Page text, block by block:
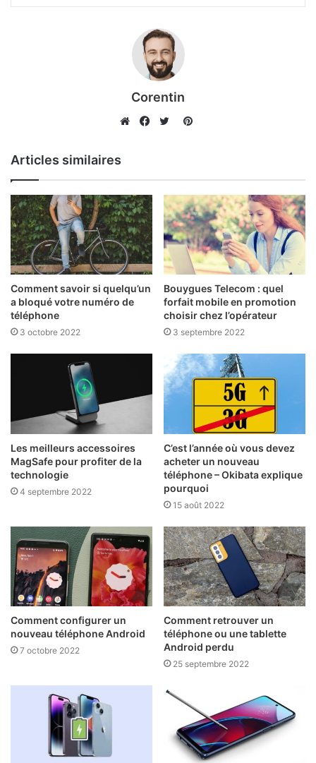
Corentin
Pinterest
Articles similaires
Comment savoir si quelqu’un
a bloqué votre numéro de
téléphone
3 octobre 2022
Bouygues Telecom : quel
forfait mobile en promotion
choisir chez l’opérateur
3 septembre 2022
Les meilleurs accessoires
MagSafe pour profiter de la
technologie
4 septembre 2022
C’est l’année où vous devez
acheter un nouveau
téléphone – Okibata explique
pourquoi
15 août 2022
Comment configurer un
nouveau téléphone Android
7 octobre 2022
Comment retrouver un
téléphone ou une tablette
Android perdu
25 septembre 2022